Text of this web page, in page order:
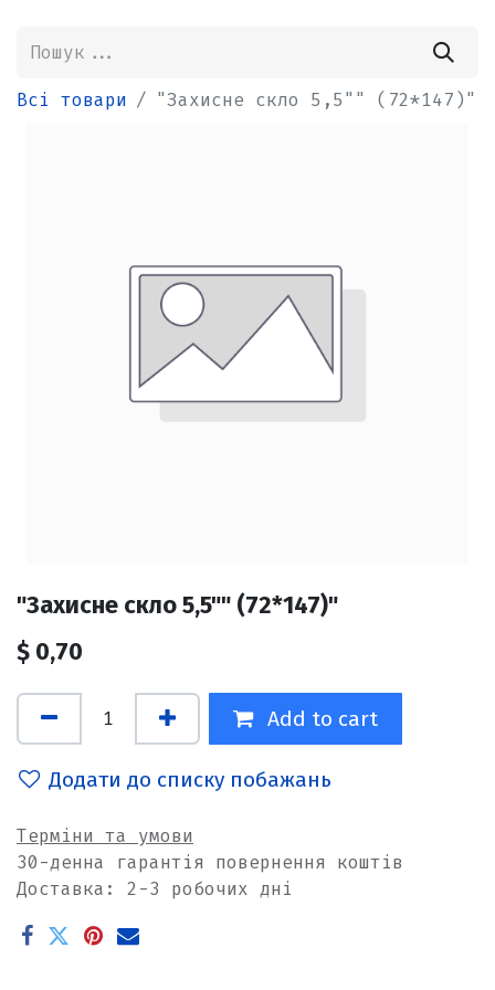
Всі товари "Захисне скло 5,5"" (72*147)"
"Захисне скло 5,5"" (72*147)"
$ 0,70
Add to cart
Додати до списку побажань
Терміни та умови
30-денна гарантія повернення коштів
Доставка: 2-3 робочих дні